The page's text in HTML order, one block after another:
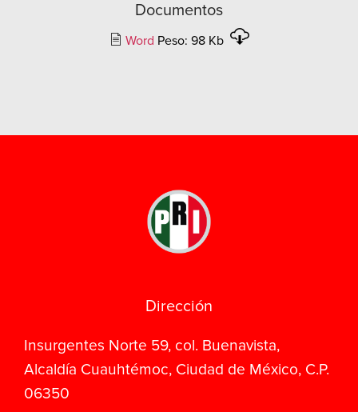
Documentos
Word Peso: 98 Kb
Dirección
Insurgentes Norte 59, col. Buenavista,
Alcaldía Cuauhtémoc, Ciudad de México, C.P.
06350